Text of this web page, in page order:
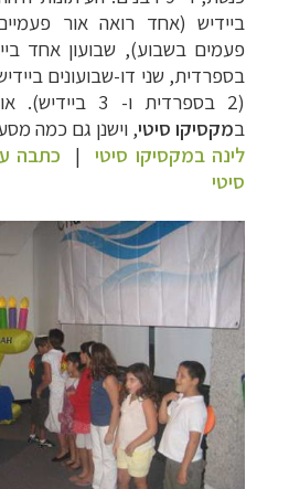
פעמים בשבוע), שבועון אחד
(2 בספרדית ו- 3 ביידיש).
במקסיקו סיטי, וישנן גם כמה
לינה במקסיקו סיטי |
כתבה
סיטי
תכנוןטיולים לדרום
היעדים »
תכנוןטיולים לצפון
קרוזים והפלגות נופש